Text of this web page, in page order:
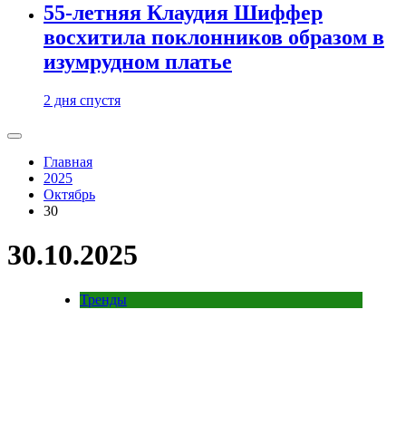
55-летняя Клаудия Шиффер
восхитила поклонников образом в
изумрудном платье
2 дня спустя
Главная
2025
Октябрь
30
30.10.2025
Тренды